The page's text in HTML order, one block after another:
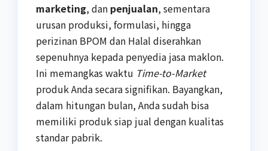
marketing, dan penjualan, sementara
urusan produksi, formulasi, hingga
perizinan BPOM dan Halal diserahkan
sepenuhnya kepada penyedia jasa maklon.
Ini memangkas waktu Time-to-Market
produk Anda secara signifikan. Bayangkan,
dalam hitungan bulan, Anda sudah bisa
memiliki produk siap jual dengan kualitas
standar pabrik.